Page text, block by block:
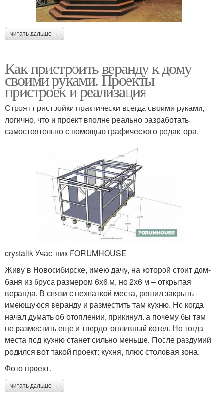
читать дальше →
Как пристроить веранду к дому
своими руками. Проекты
пристроек и реализация
Строят пристройки практически всегда своими руками,
логично, что и проект вполне реально разработать
самостоятельно с помощью графического редактора.
crystalik Участник FORUMHOUSE
Живу в Новосибирске, имею дачу, на которой стоит дом-
баня из бруса размером 6х6 м, но 2х6 м – открытая
веранда. В связи с нехваткой места, решил закрыть
имеющуюся веранду и разместить там кухню. Но когда
начал думать об отоплении, прикинул, а почему бы там
не разместить еще и твердотопливный котел. Но тогда
места под кухню станет сильно меньше. После раздумий
родился вот такой проект: кухня, плюс столовая зона.
Фото проект.
читать дальше →